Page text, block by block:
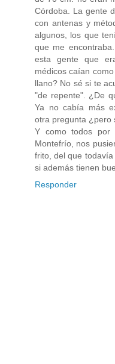
Córdoba. La gente
con antenas y
algunos, los que
que me
esta gente que
médicos caían
llano? No sé si te
"de repente". ¿De
Ya no cabía más
otra pregunta ¿pero
Y como todos por
Montefrío, nos
frito, del que
si además tienen
Responder